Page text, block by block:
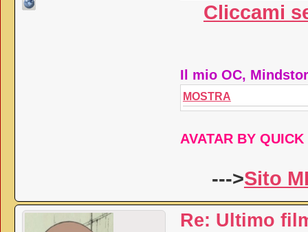
Cliccami
Il mio OC,
MOSTRA
AVATAR BY
--->Sito
Re: Ultimo